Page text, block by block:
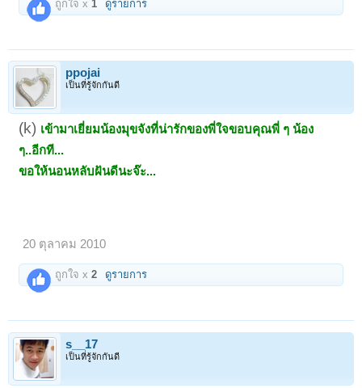
ถูกใจ x 1 ดูรายการ
ppojai
เป็นที่รู้จักกันดี
(k) เข้ามาเยี่ยมน้องมุขจังที่น่ารักของพี่ใจขอบคุณพี่ ๆ น้อง
ๆ..อีกที...
ขอให้นอนหลับฝันดีนะจ๊ะ...
20 ตุลาคม 2010
ถูกใจ x2 ดูรายการ
s__17
เป็นที่รู้จักกันดี